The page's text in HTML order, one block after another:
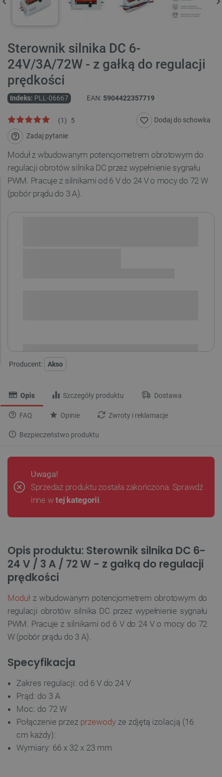
Sterownik silnika DC 6-
24V/3A/72W - z gałką do regulacji
prędkości
Indeks: PLL-06667 EAN: 5904422357719
5
(1)
Zadaj pytanie
Dodaj do schowka
Moduł z wbudowanym potencjometrem obrotowym do
regulacji obrotów silnika DC przez wypełnienie sygnału
PWM. Pracuje z silnikami od 6 V do 24 V o mocy do 72 W
(pobór prądu do 3 A).
Producent: Akso
Opis Szczegóły produktu Dostawa
FAQ Opinie Zwroty i reklamacje
Bezpieczeństwo produktu
Uwaga!
Sprzedaż produktu została zakończona. Sprawdź
inne wtej kategorii.
Opis produktu: Sterownik silnika DC 6-
24 V / 3 A / 72 W - z gałką do regulacji
prędkości
Modułz wbudowanym potencjometrem obrotowym do
regulacji obrotów silnika DC przez wypełnienie sygnału
PWM. Pracuje z silnikami od 6 V do 24 V o mocy do 72
W (pobór prądu do 3 A).
Specyfikacja
Zakres regulacji: od 6 V do 24 V
Prąd: do 3 A
Moc: do 72 W
Połączenie przez przewody ze zdjętą izolacją (16
cm każdy):
Wymiary: 66 x 32 x 23 mm